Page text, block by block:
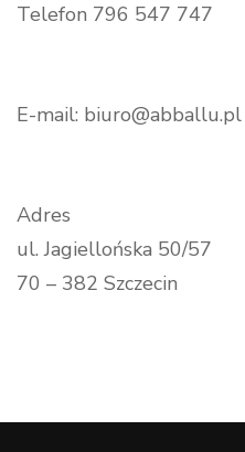
Telefon 796 547 747
E-mail: biuro@abballu.pl
Adres
ul. Jagiellońska 50/57
70 – 382 Szczecin